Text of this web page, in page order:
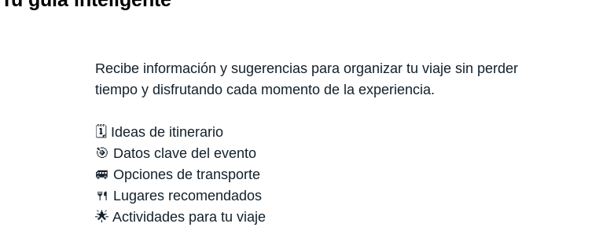
Recibe información y sugerencias para organizar tu viaje sin perder
tiempo y disfrutando cada momento de la experiencia.
🗓️ Ideas de itinerario
🎯 Datos clave del evento
🚐 Opciones de transporte
🍴 Lugares recomendados
🌟 Actividades para tu viaje